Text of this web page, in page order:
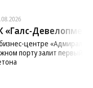
«Галс-
центре «Адмирал» в
порту залит первый